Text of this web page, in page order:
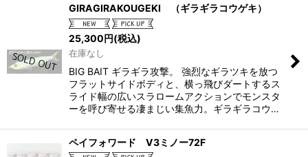
GIRAGIRAKOUGEKI （ギラギラコウゲキ）
25,300円(税込)
在庫なし
BIG BAIT ギラギラ攻撃。 強烈なギラツキを放つ
フラットサイドボディと、横っ飛びダートするス
ライド幅の広いスラロームアクションでモンスタ
ーを呼び寄せる凄まじい集魚力。ギラギラコウ…
ペイフォワード V3ミノー72F